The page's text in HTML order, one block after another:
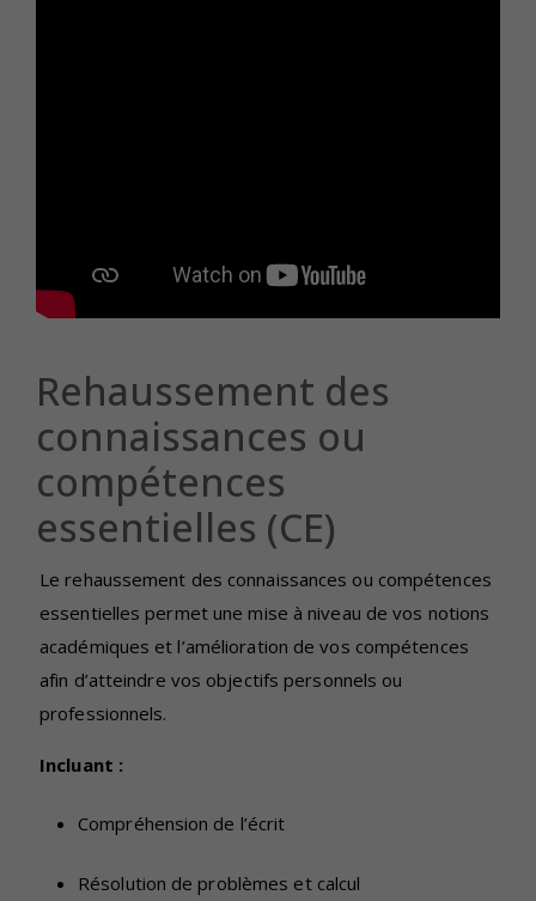
Rehaussement des
connaissances ou
compétences
essentielles (CE)
Le rehaussement des connaissances ou compétences
essentielles permet une mise à niveau de vos notions
académiques et l’amélioration de vos compétences
afin d’atteindre vos objectifs personnels ou
professionnels.
Incluant :
Compréhension de l’écrit
Résolution de problèmes et calcul